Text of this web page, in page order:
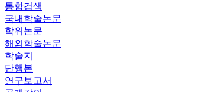
통합검색
국내학술논문
학위논문
해외학술논문
학술지
단행본
연구보고서